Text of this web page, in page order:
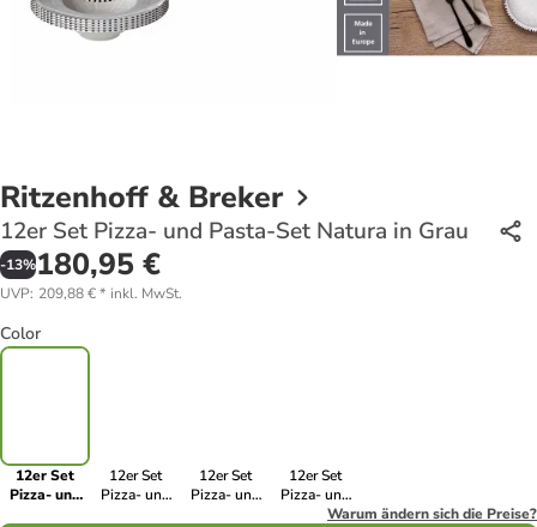
Ritzenhoff & Breker
12er Set Pizza- und Pasta-Set Natura in Grau
-13%180,95 €
UVP: 209,88 €* inkl. MwSt.
Color
12er Set
Pizza- und
12er Set
Pizza- und
12er Set
Pizza- und
12er Set
Pizza- und
Pasta-SetWarum ändern sich die Preise?